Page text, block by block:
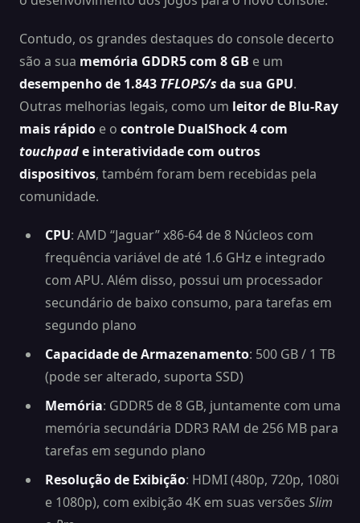
Contudo, os grandes destaques do console decerto
são a sua memória GDDR5 com 8 GB e um
desempenho de 1.843 TFLOPS/s da sua GPU.
Outras melhorias legais, como um leitor de Blu-Ray
mais rápido e o controle DualShock 4 com
touchpade interatividade com outros
dispositivos, também foram bem recebidas pela
comunidade.
CPU: AMD “Jaguar” x86-64 de 8 Núcleos com
frequência variável de até 1.6 GHz e integrado
com APU. Além disso, possui um processador
secundário de baixo consumo, para tarefas em
segundo plano
Capacidade de Armazenamento: 500 GB / 1 TB
(pode ser alterado, suporta SSD)
Memória: GDDR5 de 8 GB, juntamente com uma
memória secundária DDR3 RAM de 256 MB para
tarefas em segundo plano
Resolução de Exibição: HDMI (480p, 720p, 1080i
e 1080p), com exibição 4K em suas versões Slim